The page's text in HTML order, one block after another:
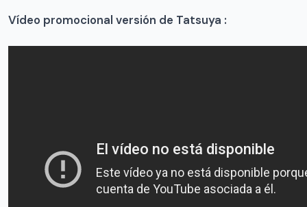
Vídeo promocional versión de Tatsuya :